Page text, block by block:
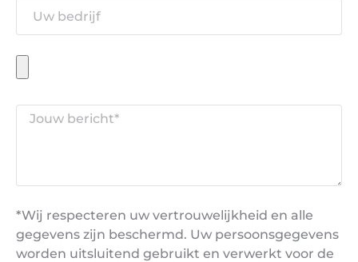
*Wij respecteren uw vertrouwelijkheid en alle
gegevens zijn beschermd. Uw persoonsgegevens
worden uitsluitend gebruikt en verwerkt voor de